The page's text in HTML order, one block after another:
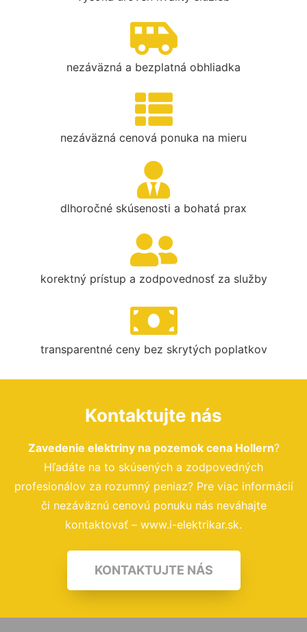
nezáväzná a bezplatná obhliadka
nezáväzná cenová ponuka na mieru
dlhoročné skúsenosti a bohatá prax
korektný prístup a zodpovednosť za služby
transparentné ceny bez skrytých poplatkov
Kontaktujte nás
Zavedenie elektriny na pozemok cena Hollern?
Hľadáte na to skúsených a zodpovedných
profesionálov za rozumný peniaz? Pre viac informácií
či nezáväznú cenovú ponuku nás neváhajte
kontaktovať – www.i-elektrikar.sk.
KONTAKTUJTE NÁS